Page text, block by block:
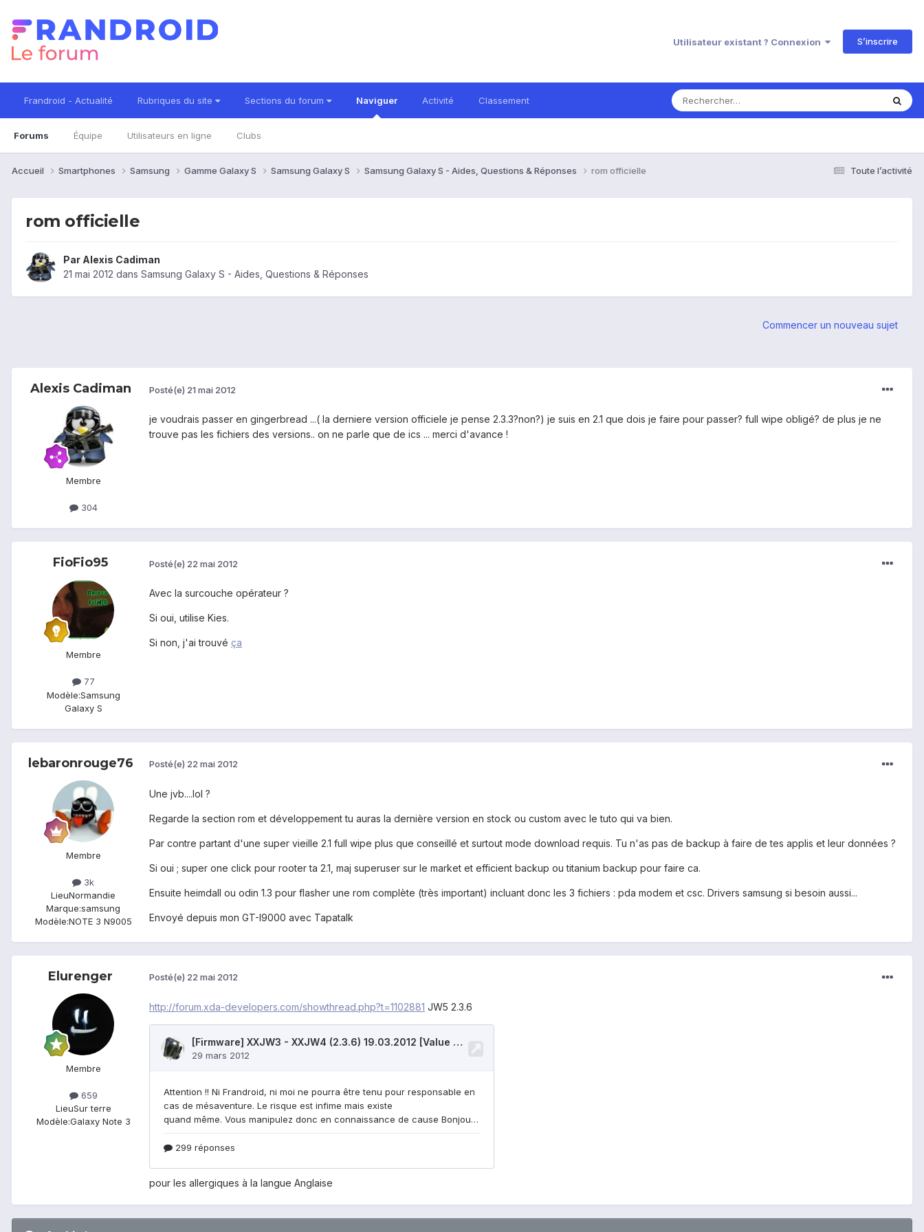
Utilisateur existant ? Connexion S’inscrire
Frandroid - Actualité Rubriques du site Sections du forum Naviguer
Forums Équipe Utilisateurs en ligne Clubs
Activité Classement
Toute l’activité
Accueil Smartphones Samsung Gamme Galaxy S Samsung Galaxy S Samsung Galaxy S - Aides, Questions & Réponses rom officielle
rom officielle
Par Alexis Cadiman
21 mai 2012 dans Samsung Galaxy S - Aides, Questions & Réponses
Commencer un nouveau sujet
Alexis Cadiman
Membre
304
Posté(e) 21 mai 2012
je voudrais passer en gingerbread ...( la derniere version officiele je pense 2.3.3?non?) je suis en 2.1 que dois je faire pour passer? full wipe obligé? de plus je ne
trouve pas les fichiers des versions.. on ne parle que de ics ... merci d'avance !
FioFio95
Membre
77
Modèle:Samsung
Galaxy S
Posté(e) 22 mai 2012
Avec la surcouche opérateur ?
Si oui, utilise Kies.
Si non, j'ai trouvé ça
lebaronrouge76
Membre
3k
LieuNormandie
Marque:samsung
Modèle:NOTE 3 N9005
Posté(e) 22 mai 2012
Une jvb....lol ?
Regarde la section rom et développement tu auras la dernière version en stock ou custom avec le tuto qui va bien.
Par contre partant d'une super vieille 2.1 full wipe plus que conseillé et surtout mode download requis. Tu n'as pas de backup à faire de tes applis et leur données ?
Si oui ; super one click pour rooter ta 2.1, maj superuser sur le market et efficient backup ou titanium backup pour faire ca.
Ensuite heimdall ou odin 1.3 pour flasher une rom complète (très important) incluant donc les 3 fichiers : pda modem et csc. Drivers samsung si besoin aussi...
Envoyé depuis mon GT-I9000 avec Tapatalk
Elurenger
Membre
659
LieuSur terre
Modèle:Galaxy Note 3
Posté(e) 22 mai 2012
http://forum.xda-developers.com/showthread.php?t=1102881 JW5 2.3.6
pour les allergiques à la langue Anglaise